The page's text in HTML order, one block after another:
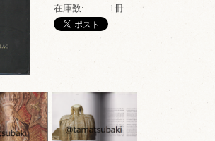
在庫数:
1冊